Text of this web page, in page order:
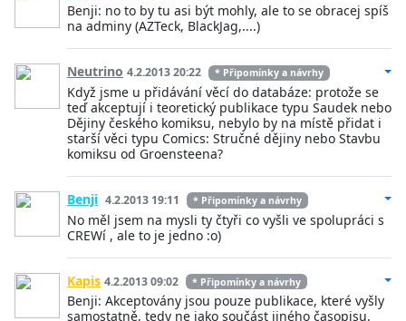
Benji: no to by tu asi být mohly, ale to se obracej spíš
na adminy (AZTeck, BlackJag,....)
Neutrino 4.2.2013 20:22 * Připomínky a návrhy
Když jsme u přidávání věcí do databáze: protože se
teď akceptují i teoretický publikace typu Saudek nebo
Dějiny českého komiksu, nebylo by na místě přidat i
starší věci typu Comics: Stručné dějiny nebo Stavbu
komiksu od Groensteena?
Benji 4.2.2013 19:11 * Připomínky a návrhy
No měl jsem na mysli ty čtyři co vyšli ve spolupráci s
CREWí , ale to je jedno :o)
Kapis 4.2.2013 09:02 * Připomínky a návrhy
Benji: Akceptovány jsou pouze publikace, které vyšly
samostatně, tedy ne jako součást jiného časopisu.